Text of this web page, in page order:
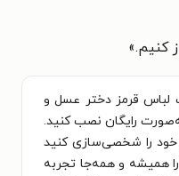
کنیم.»
لباس قرمز دختر عسل و
رایگان نصب کنید.
خود را شخصی‌سازی کنید
همیشه و همه‌جا تجربه